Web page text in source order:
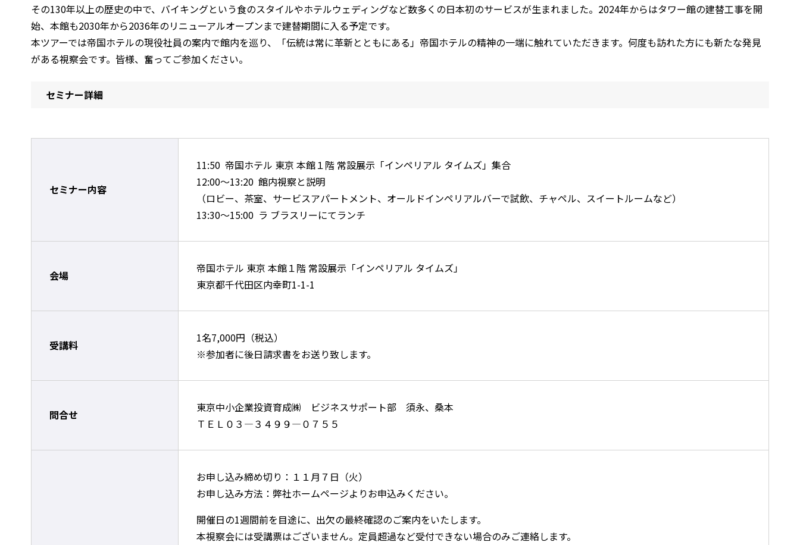
その130年以上の歴史の中で、バイキングという食のスタイルやホテルウェディングなど数多くの日本初のサービスが生まれました。2024年からはタワー館の建替工事を開
始、本館も2030年から2036年のリニューアルオープンまで建替期間に入る予定です。
本ツアーでは帝国ホテルの現役社員の案内で館内を巡り、「伝統は常に革新とともにある」帝国ホテルの精神の一端に触れていただきます。何度も訪れた方にも新たな発見
がある視察会です。皆様、奮ってご参加ください。
セミナー詳細
セミナー内容
11:50 帝国ホテル 東京 本館１階 常設展示「インペリアル タイムズ」集合
12:00～13:20 館内視察と説明
（ロビー、茶室、サービスアパートメント、オールドインペリアルバーで試飲、チャペル、スイートルームなど）
13:30～15:00 ラ ブラスリーにてランチ
会場
帝国ホテル 東京 本館１階 常設展示「インペリアル タイムズ」
東京都千代田区内幸町1-1-1
受講料
1名7,000円（税込）
※参加者に後日請求書をお送り致します。
問合せ
東京中小企業投資育成㈱ ビジネスサポート部 須永、桑本
ＴＥＬ０３―３４９９―０７５５
お申し込み締め切り：１１月７日（火）
お申し込み方法：弊社ホームページよりお申込みください。
開催日の1週間前を目途に、出欠の最終確認のご案内をいたします。
本視察会には受講票はございません。定員超過など受付できない場合のみご連絡します。